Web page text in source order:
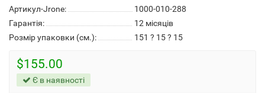
Артикул-Jrone:
1000-010-288
Гарантія:
12 місяців
Розмір упаковки (см.):
151 ? 15 ? 15
$155.00
Є в наявності